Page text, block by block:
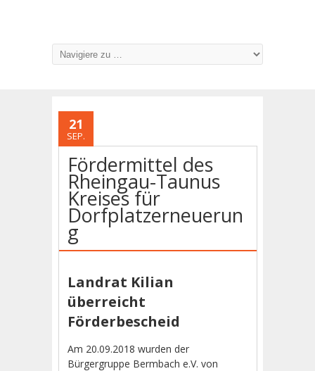
21
SEP.
Fördermittel des
Rheingau-Taunus
Kreises für
Dorfplatzerneuerun
g
Landrat Kilian
überreicht
Förderbescheid
Am 20.09.2018 wurden der
Bürgergruppe Bermbach e.V. von